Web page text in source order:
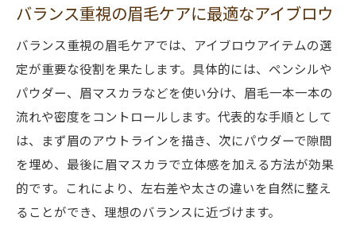
バランス重視の眉毛ケアに最適なアイブロウ
バランス重視の眉毛ケアでは、アイブロウアイテムの選
定が重要な役割を果たします。具体的には、ペンシルや
パウダー、眉マスカラなどを使い分け、眉毛一本一本の
流れや密度をコントロールします。代表的な手順として
は、まず眉のアウトラインを描き、次にパウダーで隙間
を埋め、最後に眉マスカラで立体感を加える方法が効果
的です。これにより、左右差や太さの違いを自然に整え
ることができ、理想のバランスに近づけます。